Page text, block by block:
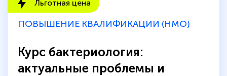
Льготная цена
ПОВЫШЕНИЕ КВАЛИФИКАЦИИ (НМО)
Курс бактериология:
актуальные проблемы и